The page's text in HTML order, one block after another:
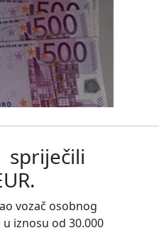
spriječili
vozač osobnog
iznosu od 30.000